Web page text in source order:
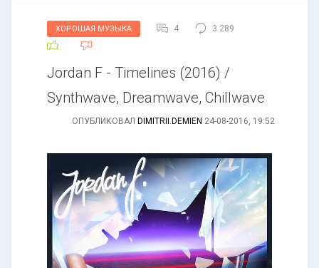
ХОРОШАЯ МУЗЫКА 4 3 289
Jordan F - Timelines (2016) /
Synthwave, Dreamwave, Chillwave
ОПУБЛИКОВАЛ DIMITRII.DEMIEN 24-08-2016, 19:52